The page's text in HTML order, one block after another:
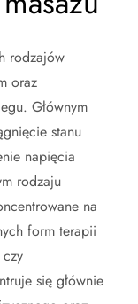
rodzajów
oraz
Głównym
stanu
napięcia
rodzaju
na
form terapii
się głównie